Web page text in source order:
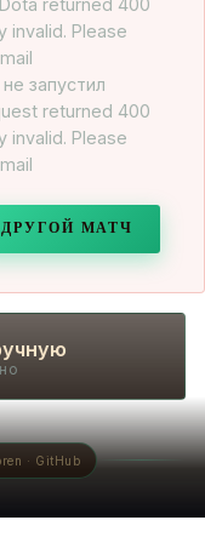
returned 400
invalid. Please
запустил
returned 400
invalid. Please
ДРУГОЙ МАТЧ
· GitHub